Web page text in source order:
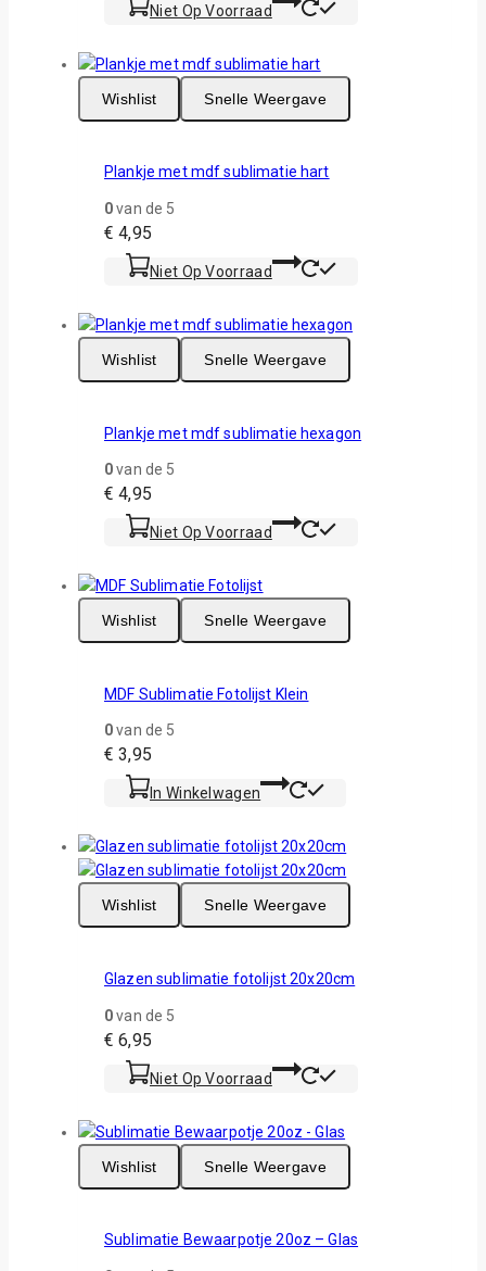
Niet Op Voorraad
Wishlist Snelle Weergave
Plankje met mdf sublimatie hart
0van de 5
€ 4,95
Niet Op Voorraad
Wishlist Snelle Weergave
Plankje met mdf sublimatie hexagon
0van de 5
€ 4,95
Niet Op Voorraad
Wishlist Snelle Weergave
MDF Sublimatie Fotolijst Klein
0van de 5
€ 3,95
In Winkelwagen
Wishlist Snelle Weergave
Glazen sublimatie fotolijst 20x20cm
0van de 5
€ 6,95
Niet Op Voorraad
Wishlist Snelle Weergave
Sublimatie Bewaarpotje 20oz – Glas